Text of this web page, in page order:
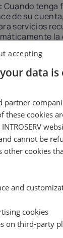
Cuando tenga
de su
servicios
la
necesidad de
la
de los servicios
auto-
para todos
de
pago para
factura
sin saldo
una
data is
partner
these cookies
cannot be
other cookies
and
cookies
on third-party
accepting